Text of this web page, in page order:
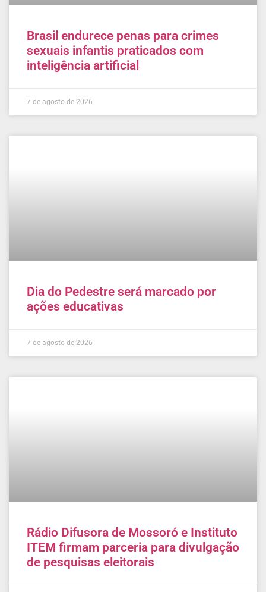
Brasil endurece penas para crimes
sexuais infantis praticados com
inteligência artificial
7 de agosto de 2026
Dia do Pedestre será marcado por
ações educativas
7 de agosto de 2026
Rádio Difusora de Mossoró e Instituto
ITEM firmam parceria para divulgação
de pesquisas eleitorais